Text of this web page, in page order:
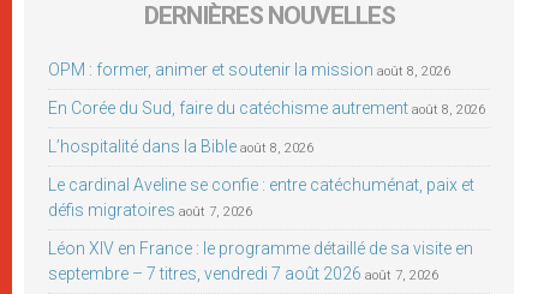
DERNIÈRES NOUVELLES
OPM : former, animer et soutenir la mission août 8, 2026
En Corée du Sud, faire du catéchisme autrement août 8, 2026
L’hospitalité dans la Bible août 8, 2026
Le cardinal Aveline se confie : entre catéchuménat, paix et
défis migratoires août 7, 2026
Léon XIV en France : le programme détaillé de sa visite en
septembre – 7 titres, vendredi 7 août 2026 août 7, 2026